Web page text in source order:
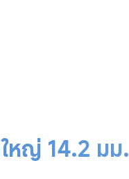
ใหญ่ 14.2 มม.